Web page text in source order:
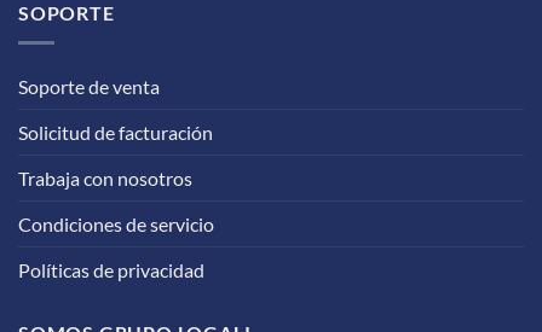
SOPORTE
Soporte de venta
Solicitud de facturación
Trabaja con nosotros
Condiciones de servicio
Políticas de privacidad